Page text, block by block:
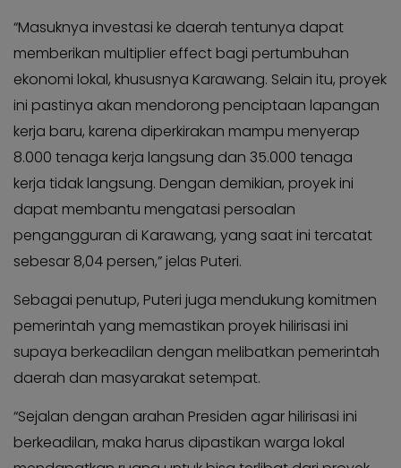
“Masuknya investasi ke daerah tentunya dapat
memberikan multiplier effect bagi pertumbuhan
ekonomi lokal, khususnya Karawang. Selain itu, proyek
ini pastinya akan mendorong penciptaan lapangan
kerja baru, karena diperkirakan mampu menyerap
8.000 tenaga kerja langsung dan 35.000 tenaga
kerja tidak langsung. Dengan demikian, proyek ini
dapat membantu mengatasi persoalan
pengangguran di Karawang, yang saat ini tercatat
sebesar 8,04 persen,” jelas Puteri.
Sebagai penutup, Puteri juga mendukung komitmen
pemerintah yang memastikan proyek hilirisasi ini
supaya berkeadilan dengan melibatkan pemerintah
daerah dan masyarakat setempat.
“Sejalan dengan arahan Presiden agar hilirisasi ini
berkeadilan, maka harus dipastikan warga lokal